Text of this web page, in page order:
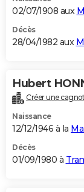
02/07/1908 aux
Décès
28/04/1982 aux
Hubert
Créer une
Naissance
12/12/1946 à la
Décès
01/09/1980 à